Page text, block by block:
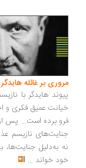
مروری بر غائله
پیوند هایدگر با
خیانت عمیق فکری و
فرو برده است... پس
جنایت‌های نازیسم
نه به‌دلیل جنایت‌ها،
خود خواند ...